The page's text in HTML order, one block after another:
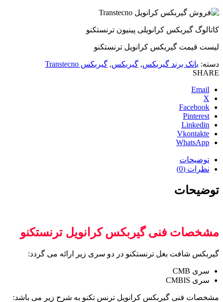
کاتالوگ گیربکس کرانویلی پینیون ترنستکنو
لیست قیمت گیربکس کرانویل ترنستکنو
دسته: بانک برند گیربکس, گیربکس, گیربکس Transtecno
SHARE
Email
X
Facebook
Pinterest
Linkedin
Vkontakte
WhatsApp
توضیحات
نظرات (0)
توضیحات
مشخصات فنی گیربکس کرانویل ترنستکنو
گیربکس شافت بغل ترنستکنو در دو سری زیر ارائه می گردد:
سری CMB
سری CMBIS
مشخصات فنی گیربکس کرانویل ترنس تکنو به شرح زیر می باشد: